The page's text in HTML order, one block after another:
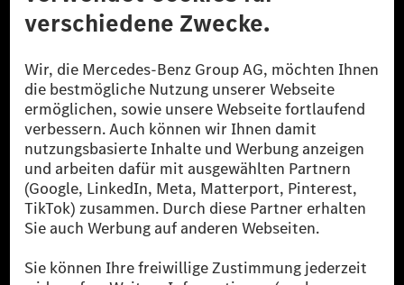
reduzierte CO₂-Emissionen bei der Mercedes-Benz Group durch
zertifizierte Ausgleichsprojekte kompensiert werden.
[2] Renewable Charging ist ein integraler Bestandteil von MB.CHARGE
Public in Europa, den USA, Kanada und China. Sofern an der jeweiligen
Ladestation noch kein Strom aus erneuerbaren Energien vorliegt,
verwendet Renewable Charging Grünstromzertifikate*. Diese stellen
sicher, dass für Ladevorgänge über MB.CHARGE Public eine äquivalente
Strommenge aus erneuerbaren Energien ins Stromnetz eingespeist wird.
Sie stammen ausschließlich aus Wind- und Solarkraftanlagen, die jünger
als sechs Jahre sind.
* Inkl. EKOenergy Ökolabel
* Die angegebenen Werte wurden nach dem vorgeschriebenen
Messverfahren WLTP (Worldwide harmonised Light vehicles Test